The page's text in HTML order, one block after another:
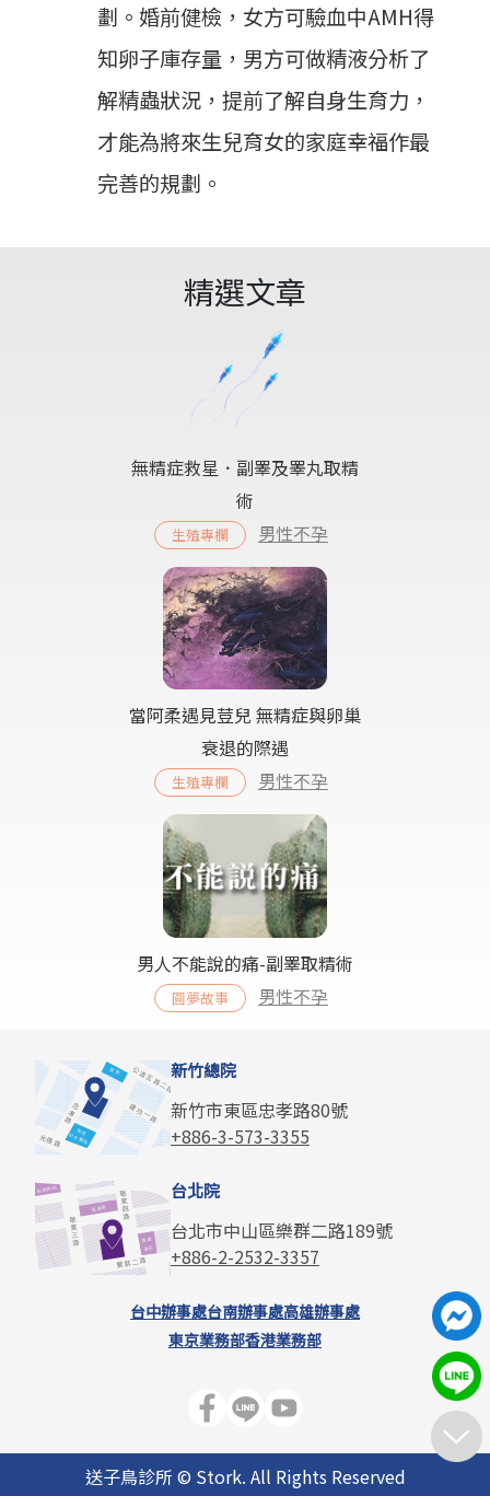
劃。婚前健檢，女方可驗血中AMH得
知卵子庫存量，男方可做精液分析了
解精蟲狀況，提前了解自身生育力，
才能為將來生兒育女的家庭幸福作最
完善的規劃。
精選文章
無精症救星．副睪及睪丸取精
術
生殖專欄 男性不孕
當阿柔遇見荳兒 無精症與卵巢
衰退的際遇
生殖專欄 男性不孕
男人不能說的痛-副睪取精術
圓夢故事 男性不孕
新竹總院
新竹市東區忠孝路80號
+886-3-573-3355
台北院
台北市中山區樂群二路189號
+886-2-2532-3357
台中辦事處台南辦事處高雄辦事處
東京業務部香港業務部
送子鳥診所 © Stork. All Rights Reserved